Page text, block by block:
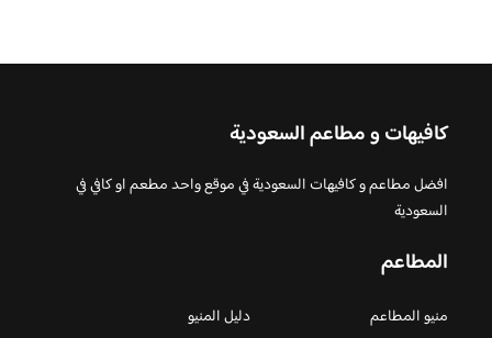
كافيهات و مطاعم السعودية
افضل مطاعم و كافيهات السعودية في موقع واحد مطعم او كافي في
السعودية
المطاعم
منيو المطاعم
دليل المنيو